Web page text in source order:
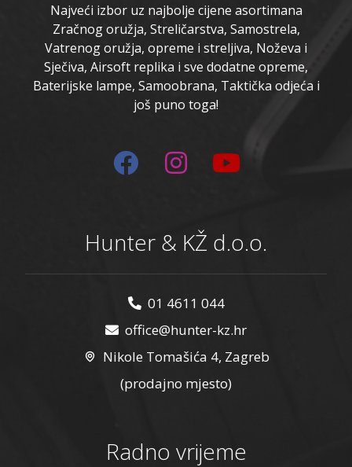
Najveći izbor uz najbolje cijene asortimana
Zračnog oružja, Streličarstva, Samostrela,
Vatrenog oružja, opreme i streljiva, Noževa i
Sječiva, Airsoft replika i sve dodatne opreme,
Baterijske lampe, Samoobrana, Taktička odjeća i
još puno toga!
Hunter & KŽ d.o.o.
01 4611 044
office@hunter-kz.hr
Nikole Tomašića 4, Zagreb
(prodajno mjesto)
Radno vrijeme